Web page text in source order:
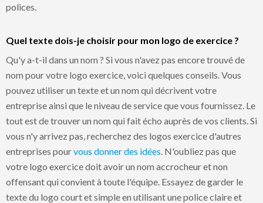
polices.
Quel texte dois-je choisir pour mon logo de exercice ?
Qu'y a-t-il dans un nom ? Si vous n'avez pas encore trouvé de
nom pour votre logo exercice, voici quelques conseils. Vous
pouvez utiliser un texte et un nom qui décrivent votre
entreprise ainsi que le niveau de service que vous fournissez. Le
tout est de trouver un nom qui fait écho auprès de vos clients. Si
vous n'y arrivez pas, recherchez des logos exercice d'autres
entreprises pourvous donner des idées . N'oubliez pas que
votre logo exercice doit avoir un nom accrocheur et non
offensant qui convient à toute l'équipe. Essayez de garder le
texte du logo court et simple en utilisant une police claire et